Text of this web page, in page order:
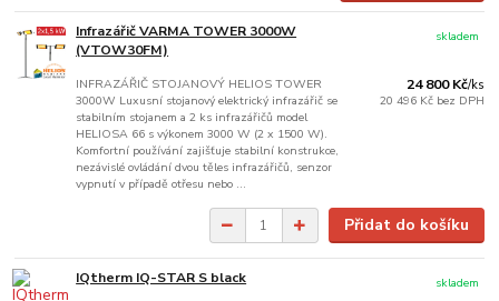
Infrazářič VARMA TOWER 3000W
(VTOW30FM)
INFRAZÁŘIČ STOJANOVÝ HELIOS TOWER
3000W Luxusní stojanový elektrický infrazářič se
stabilním stojanem a 2 ks infrazářičů model
HELIOSA 66 s výkonem 3000 W (2 x 1500 W).
Komfortní používání zajišťuje stabilní konstrukce,
nezávislé ovládání dvou těles infrazářičů, senzor
vypnutí v případě otřesu nebo ...
24 800 Kč/ks
20 496 Kč bez DPH
skladem
Přidat do košíku
IQtherm IQ-STAR S black skladem